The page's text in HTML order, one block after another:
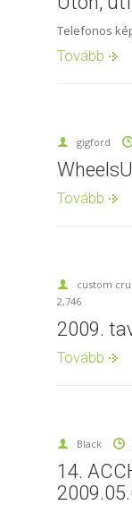
Telefonos
Tovább
gigford
Tovább
custom
2,746
2009.
Tovább
Black
14.